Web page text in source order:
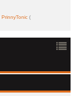
PrinnyTonic (